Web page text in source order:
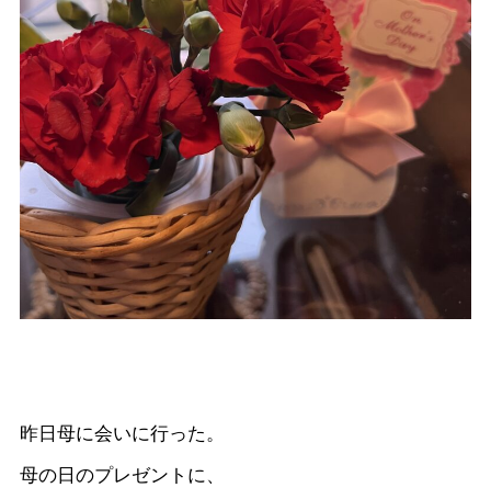
昨日母に会いに行った。
母の日のプレゼントに、